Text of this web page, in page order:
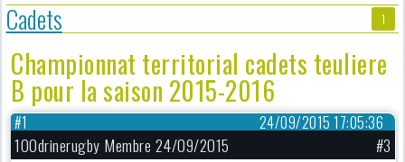
Cadets 1
Championnat territorial cadets teuliere
B pour la saison 2015-2016
24/09/2015 17:05:36
#1
100drinerugby Membre 24/09/2015
#3